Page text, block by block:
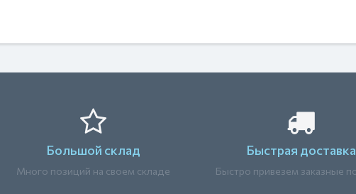
Большой склад
Много позиций на своем складе
Быстрая доставка
Быстро привезем заказные